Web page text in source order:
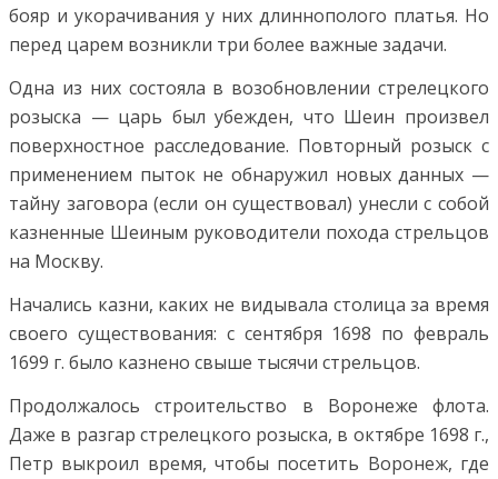
бояр и укорачивания у них длиннополого платья. Но
перед царем возникли три более важные задачи.
Одна из них состояла в возобновлении стрелецкого
розыска — царь был убежден, что Шеин произвел
поверхностное расследование. Повторный розыск с
применением пыток не обнаружил новых данных —
тайну заговора (если он существовал) унесли с собой
казненные Шеиным руководители похода стрельцов
на Москву.
Начались казни, каких не видывала столица за время
своего существования: с сентября 1698 по февраль
1699 г. было казнено свыше тысячи стрельцов.
Продолжалось строительство в Воронеже флота.
Даже в разгар стрелецкого розыска, в октябре 1698 г.,
Петр выкроил время, чтобы посетить Воронеж, где